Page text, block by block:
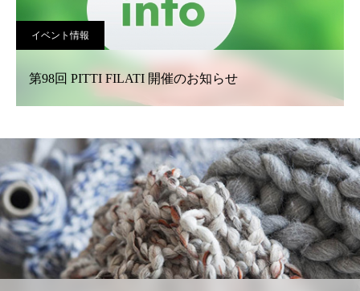
イベント情報
第98回 PITTI FILATI 開催のお知らせ